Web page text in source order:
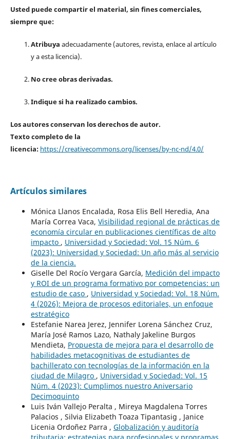
Usted puede compartir el material, sin fines comerciales,
siempre que:
Atribuya adecuadamente (autores, revista, enlace al artículo
y a esta licencia).
No cree obras derivadas.
Indique si ha realizado cambios.
Los autores conservan los derechos de autor.
Texto completo de la
licencia: https://creativecommons.org/licenses/by-nc-nd/4.0/
Artículos similares
Mónica Llanos Encalada, Rosa Elis Bell Heredia, Ana
María Correa Vaca, Visibilidad regional de prácticas de
economía circular en publicaciones científicas de alto
impacto , Universidad y Sociedad: Vol. 15 Núm. 6
(2023): Universidad y Sociedad: Un año más al servicio
de la ciencia.
Giselle Del Rocío Vergara García, Medición del impacto
y ROI de un programa formativo por competencias: un
estudio de caso , Universidad y Sociedad: Vol. 18 Núm.
4 (2026): Mejora de procesos editoriales, un enfoque
estratégico
Estefanie Narea Jerez, Jennifer Lorena Sánchez Cruz,
María José Ramos Lazo, Nathaly Jakeline Burgos
Mendieta, Propuesta de mejora para el desarrollo de
habilidades metacognitivas de estudiantes de
bachillerato con tecnologías de la información en la
ciudad de Milagro , Universidad y Sociedad: Vol. 15
Núm. 4 (2023): Cumplimos nuestro Aniversario
Decimoquinto
Luis Iván Vallejo Peralta , Mireya Magdalena Torres
Palacios , Silvia Elizabeth Toaza Tipantasig , Janice
Licenia Ordoñez Parra , Globalización y auditoría